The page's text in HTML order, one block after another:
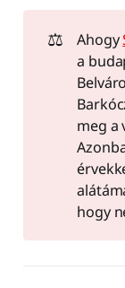
⚖️ Ahogy
a
meg a
hogy